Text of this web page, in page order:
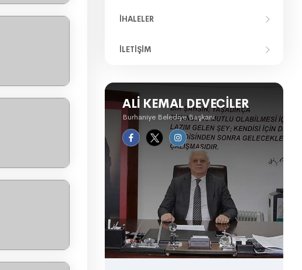
İHALELER
İLETIŞIM
ALI KEMAL DEVECILER
Burhaniye Belediye Başkanı